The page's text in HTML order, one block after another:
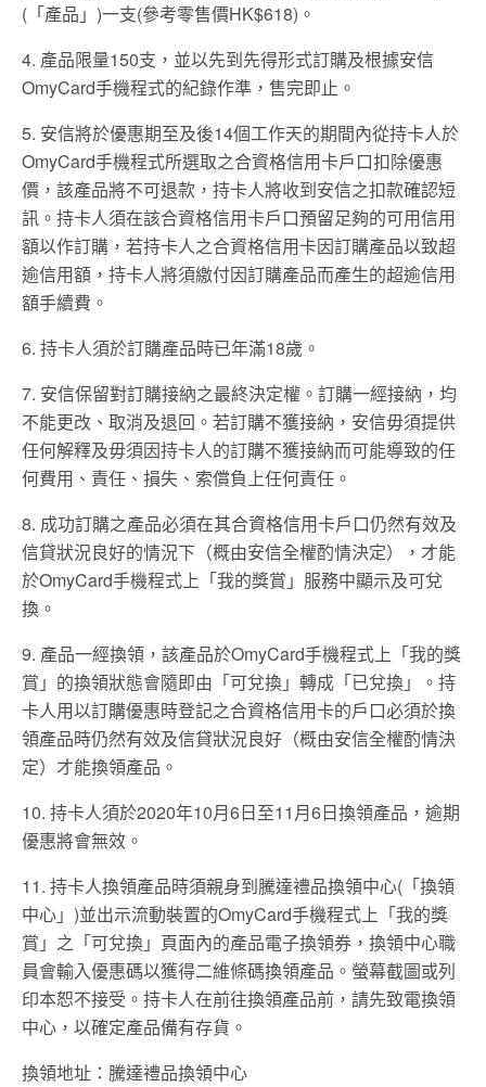
(「產品」)一支(參考零售價HK$618)。
4. 產品限量150支，並以先到先得形式訂購及根據安信
OmyCard手機程式的紀錄作準，售完即止。
5. 安信將於優惠期至及後14個工作天的期間內從持卡人於
OmyCard手機程式所選取之合資格信用卡戶口扣除優惠
價，該產品將不可退款，持卡人將收到安信之扣款確認短
訊。持卡人須在該合資格信用卡戶口預留足夠的可用信用
額以作訂購，若持卡人之合資格信用卡因訂購產品以致超
逾信用額，持卡人將須繳付因訂購產品而產生的超逾信用
額手續費。
6. 持卡人須於訂購產品時已年滿18歲。
7. 安信保留對訂購接納之最終決定權。訂購一經接納，均
不能更改、取消及退回。若訂購不獲接納，安信毋須提供
任何解釋及毋須因持卡人的訂購不獲接納而可能導致的任
何費用、責任、損失、索償負上任何責任。
8. 成功訂購之產品必須在其合資格信用卡戶口仍然有效及
信貸狀況良好的情況下（概由安信全權酌情決定），才能
於OmyCard手機程式上「我的獎賞」服務中顯示及可兌
換。
9. 產品一經換領，該產品於OmyCard手機程式上「我的獎
賞」的換領狀態會隨即由「可兌換」轉成「已兌換」。持
卡人用以訂購優惠時登記之合資格信用卡的戶口必須於換
領產品時仍然有效及信貸狀況良好（概由安信全權酌情決
定）才能換領產品。
10. 持卡人須於2020年10月6日至11月6日換領產品，逾期
優惠將會無效。
11. 持卡人換領產品時須親身到騰達禮品換領中心(「換領
中心」)並出示流動裝置的OmyCard手機程式上「我的獎
賞」之「可兌換」頁面內的產品電子換領券，換領中心職
員會輸入優惠碼以獲得二維條碼換領產品。螢幕截圖或列
印本恕不接受。持卡人在前往換領產品前，請先致電換領
中心，以確定產品備有存貨。
換領地址：騰達禮品換領中心